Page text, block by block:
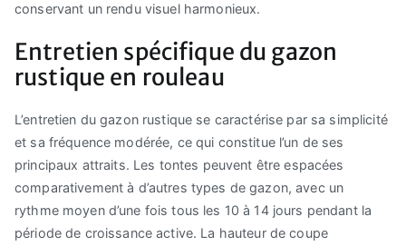
conservant un rendu visuel harmonieux.
Entretien spécifique du gazon
rustique en rouleau
L’entretien du gazon rustique se caractérise par sa simplicité
et sa fréquence modérée, ce qui constitue l’un de ses
principaux attraits. Les tontes peuvent être espacées
comparativement à d’autres types de gazon, avec un
rythme moyen d’une fois tous les 10 à 14 jours pendant la
période de croissance active. La hauteur de coupe